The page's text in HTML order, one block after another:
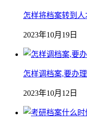
怎样将档案转到
2023年10月19日
怎样调档案,要办
2023年10月12日